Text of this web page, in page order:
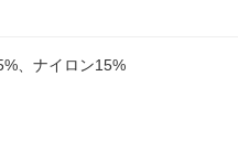
、ナイロン15%